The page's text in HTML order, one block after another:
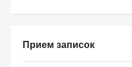
Прием записок